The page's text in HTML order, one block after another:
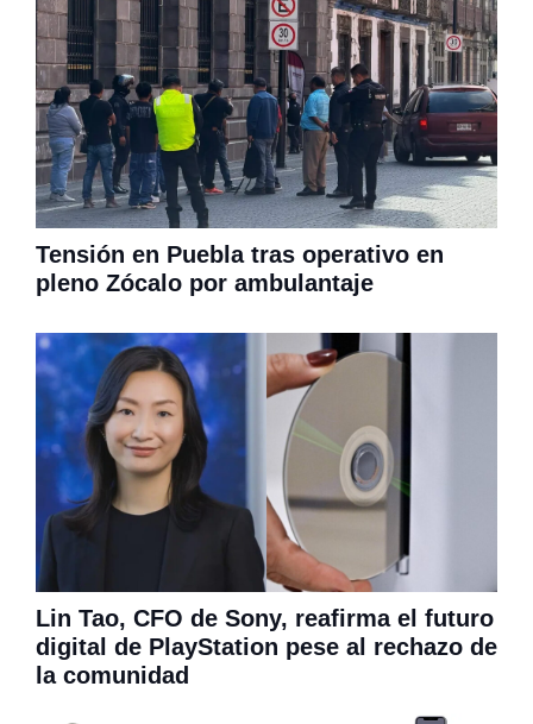
Tensión en Puebla tras operativo en
pleno Zócalo por ambulantaje
Lin Tao, CFO de Sony, reafirma el futuro
digital de PlayStation pese al rechazo de
la comunidad